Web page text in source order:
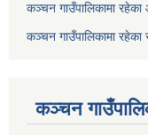
कञ्चन गाउँपालिकामा
कञ्चन गाउँपालिकामा
कञ्चन